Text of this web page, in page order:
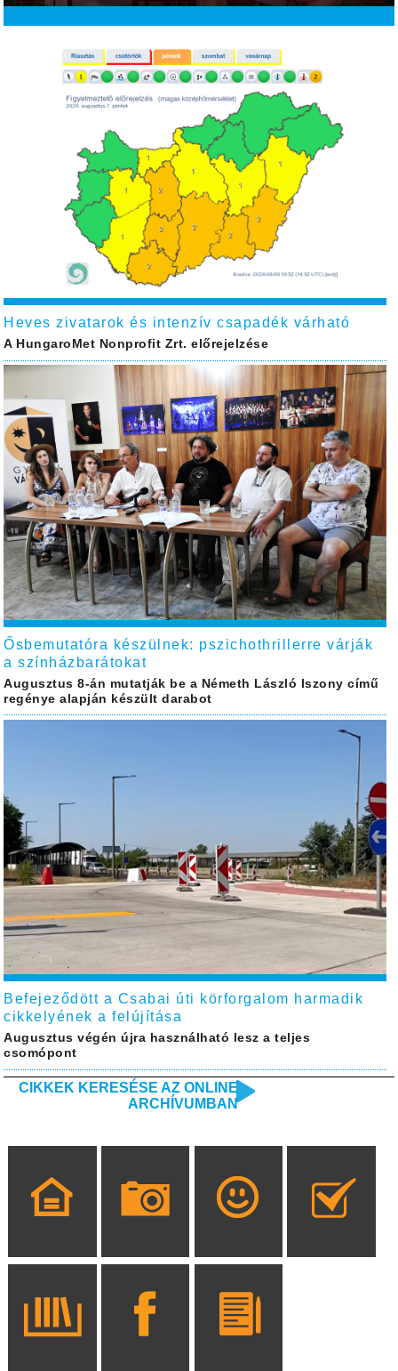
Heves zivatarok és intenzív csapadék várható
A HungaroMet Nonprofit Zrt. előrejelzése
Ősbemutatóra készülnek: pszichothrillerre várják
a színházbarátokat
Augusztus 8-án mutatják be a Németh László Iszony című
regénye alapján készült darabot
Befejeződött a Csabai úti körforgalom harmadik
cikkelyének a felújítása
Augusztus végén újra használható lesz a teljes
csomópont
CIKKEK KERESÉSE AZ ONLINE
ARCHÍVUMBAN